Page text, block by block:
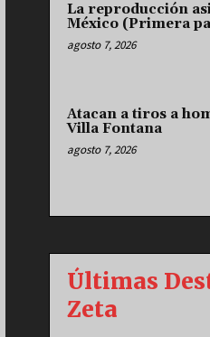
La reproducción
México (Primera
agosto 7, 2026
Atacan a tiros a
Villa Fontana
agosto 7, 2026
Últimas
Zeta